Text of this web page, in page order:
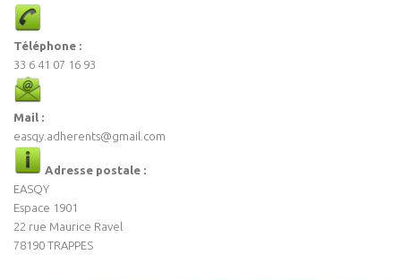
Téléphone :
33 6 41 07 16 93
Mail :
easqy.adherents@gmail.com
Adresse postale :
EASQY
Espace 1901
22 rue Maurice Ravel
78190 TRAPPES